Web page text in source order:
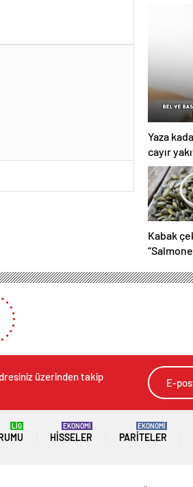
Yaza
cayır
kabak
Kabak
cereus”
üzerinden takip
LİG
HISSELER
EKONOMİ
PARITELER
EKONOMİ